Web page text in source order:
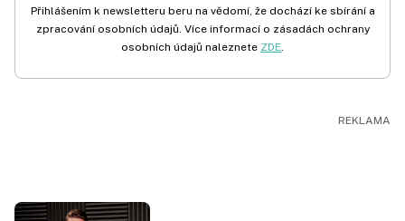
Přihlášením k newsletteru beru na vědomí, že dochází ke sbírání a
zpracování osobních údajů. Více informací o zásadách ochrany
osobních údajů naleznete ZDE.